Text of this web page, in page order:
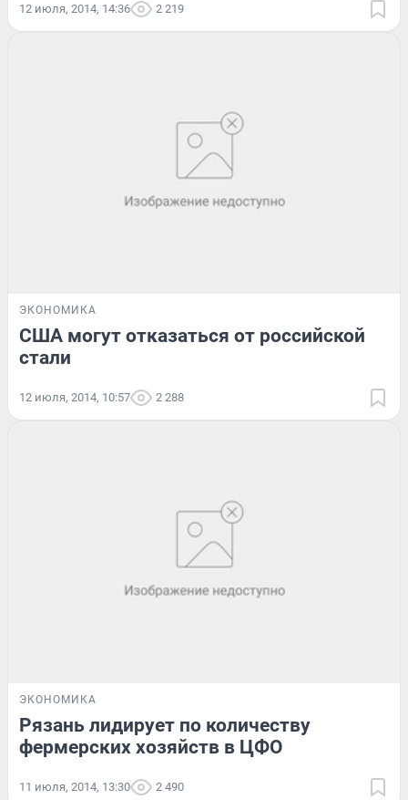
12 июля, 2014, 14:36 2 219
ЭКОНОМИКА
США могут отказаться от российской
стали
12 июля, 2014, 10:57 2 288
ЭКОНОМИКА
Рязань лидирует по количеству
фермерских хозяйств в ЦФО
11 июля, 2014, 13:30 2 490